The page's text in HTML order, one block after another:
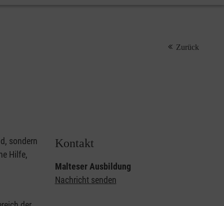
Zurück
sondern
Hilfe,
Kontakt
Malteser Ausbildung
Nachricht senden